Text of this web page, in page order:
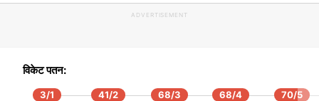
ADVERTISEMENT
विकेट पतन:
3/1
41/2
68/3
68/4
70/5